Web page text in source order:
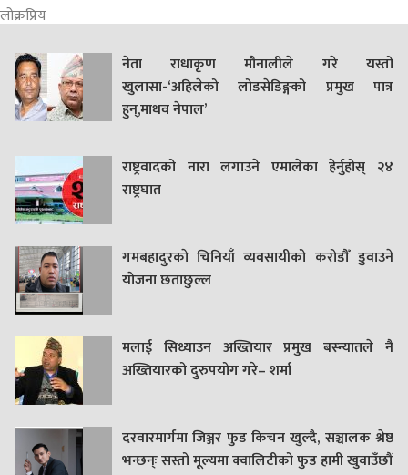
लोक्रप्रिय
नेता राधाकृण मौनालीले गरे यस्तो
खुलासा-‘अहिलेको लोडसेडिङ्गको प्रमुख पात्र
हुन्,माधव नेपाल’
राष्ट्रवादको नारा लगाउने एमालेका हेर्नुहोस् २४
राष्ट्रघात
गमबहादुरकाे चिनियाँ व्यवसायीको करोडौँ डुवाउने
याेजना छताछुल्ल
मलाई सिध्याउन अख्तियार प्रमुख बस्न्यातले नै
अख्तियारको दुरुपयोग गरे– शर्मा
दरवारमार्गमा जिञ्जर फुड किचन खुल्दै, सञ्चालक श्रेष्ठ
भन्छन्ः सस्तो मूल्यमा क्वालिटीको फुड हामी खुवाउँछौं